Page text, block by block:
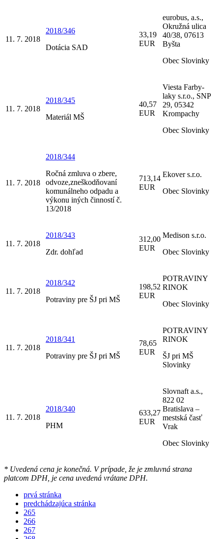
11. 7. 2018
2018/346
Dotácia SAD
33,19
EUR
eurobus, a.s.,
Okružná ulica
40/38, 07613
Byšta
Obec Slovinky
11. 7. 2018
2018/345
Materiál MŠ
40,57
EUR
Viesta Farby-
laky s.r.o., SNP
29, 05342
Krompachy
Obec Slovinky
11. 7. 2018
2018/344
Ročná zmluva o zbere,
odvoze,zneškodňovaní
komunálneho odpadu a
výkonu iných činností č.
13/2018
713,14
EUR
Ekover s.r.o.
Obec Slovinky
11. 7. 2018
2018/343
Zdr. dohľad
312,00
EUR
Medison s.r.o.
Obec Slovinky
11. 7. 2018
2018/342
Potraviny pre ŠJ pri MŠ
198,52
EUR
POTRAVINY
RINOK
Obec Slovinky
11. 7. 2018
2018/341
Potraviny pre ŠJ pri MŠ
78,65
EUR
POTRAVINY
RINOK
ŠJ pri MŠ
Slovinky
11. 7. 2018
2018/340
PHM
633,27
EUR
Slovnaft a.s.,
822 02
Bratislava –
mestská časť
Vrak
Obec Slovinky
* Uvedená cena je konečná. V prípade, že je zmluvná strana
platcom DPH, je cena uvedená vrátane DPH.
prvá stránka
predchádzajúca stránka
265
266
267